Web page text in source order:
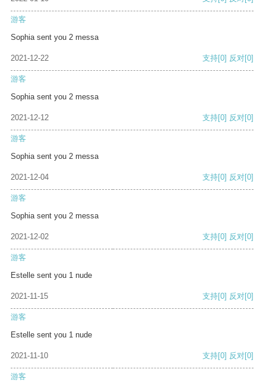
游客
Sophia sent you 2 messa
2021-12-22 支持[0] 反对[0]
游客
Sophia sent you 2 messa
2021-12-12 支持[0] 反对[0]
游客
Sophia sent you 2 messa
2021-12-04 支持[0] 反对[0]
游客
Sophia sent you 2 messa
2021-12-02 支持[0] 反对[0]
游客
Estelle sent you 1 nude
2021-11-15 支持[0] 反对[0]
游客
Estelle sent you 1 nude
2021-11-10 支持[0] 反对[0]
游客